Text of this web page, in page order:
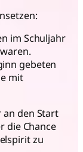
im Schuljahr
gebeten
mit
an den Start
die Chance
zu